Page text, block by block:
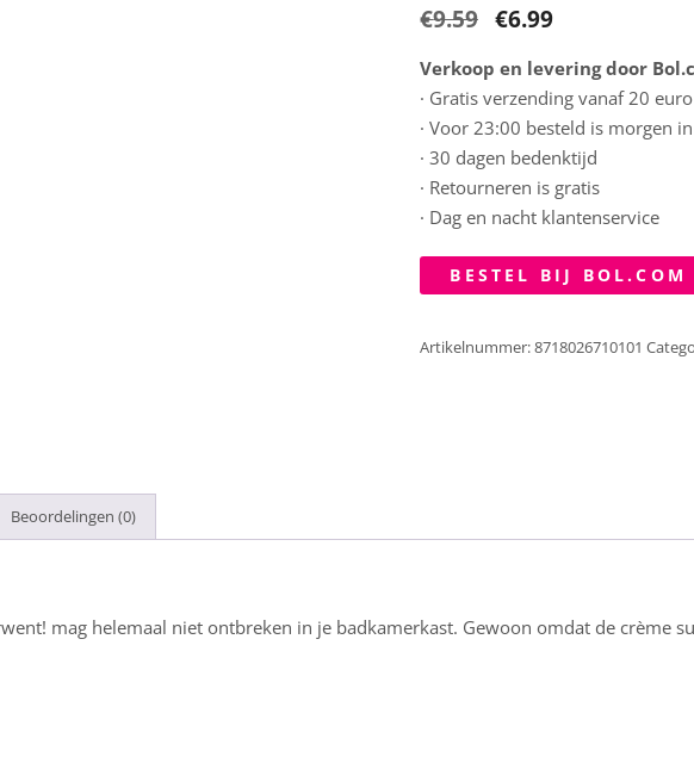
€9.59 €6.99
Verkoop en levering door
· Gratis verzending vanaf 20 euro
· Voor 23:00 besteld is morgen
· 30 dagen bedenktijd
· Retourneren is gratis
· Dag en nacht klantenservice
BESTEL BIJ BOL.COM
Artikelnummer:8718026710101
Beoordelingen (0)
mag helemaal niet ontbreken in je badkamerkast. Gewoon omdat de crème